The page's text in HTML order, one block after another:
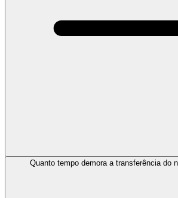
Quanto tempo demora a transferência do